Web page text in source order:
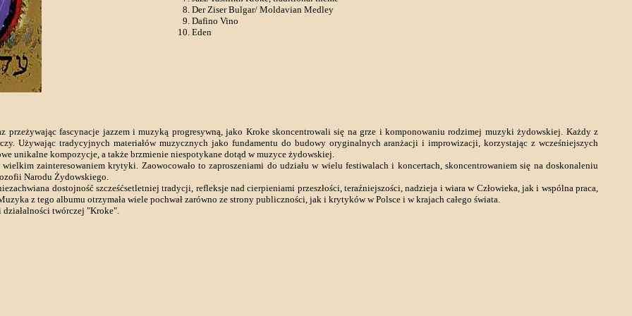
Der Ziser Bulgar/ Moldavian Medley
Dafino Vino
Eden
fascynacje jazzem i muzyką progresywną, jako Kroke skoncentrowali się na grze i komponowaniu rodzimej muzyki żydowskiej. Każdy z
Używając tradycyjnych materiałów muzycznych jako fundamentu do budowy oryginalnych aranżacji i improwizacji, korzystając z wcześniejszych
unikalne kompozycje, a także brzmienie niespotykane dotąd w muzyce żydowskiej.
zainteresowaniem krytyki. Zaowocowało to zaproszeniami do udziału w wielu festiwalach i koncertach, skoncentrowaniem się na doskonaleniu
Narodu Żydowskiego.
dostojność szcześćsetletniej tradycji, refleksje nad cierpieniami przeszłości, teraźniejszości, nadzieja i wiara w Człowieka, jak i wspólna praca,
z tego albumu otrzymała wiele pochwał zarówno ze strony publiczności, jak i krytyków w Polsce i w krajach całego świata.
twórczej "Kroke".